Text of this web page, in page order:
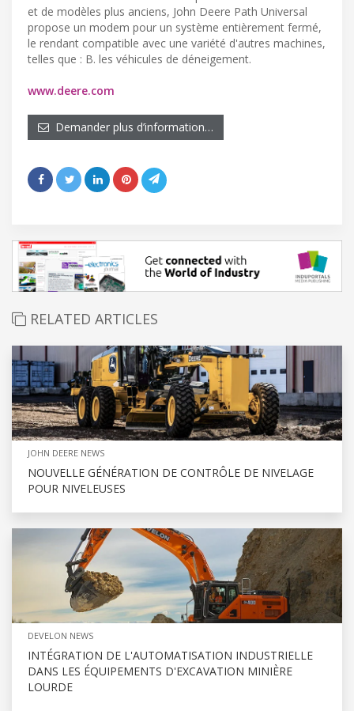
et de modèles plus anciens, John Deere Path Universal
propose un modem pour un système entièrement fermé,
le rendant compatible avec une variété d'autres machines,
telles que : B. les véhicules de déneigement.
www.deere.com
Demander plus d’information…
RELATED ARTICLES
JOHN DEERE NEWS
NOUVELLE GÉNÉRATION DE CONTRÔLE DE NIVELAGE
POUR NIVELEUSES
DEVELON NEWS
INTÉGRATION DE L'AUTOMATISATION INDUSTRIELLE
DANS LES ÉQUIPEMENTS D'EXCAVATION MINIÈRE
LOURDE